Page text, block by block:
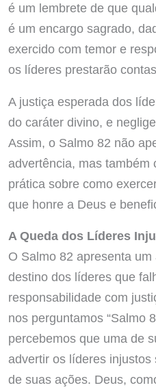
é um lembrete de que
é um encargo sagrado,
exercido com temor e
os líderes prestarão
A justiça esperada dos
do caráter divino, e
Assim, o Salmo 82 não
advertência, mas também
prática sobre como
que honre a Deus e
A Queda dos Líderes
O Salmo 82 apresenta
destino dos líderes que
responsabilidade com
nos perguntamos “Salmo
percebemos que uma de
advertir os líderes
de suas ações. Deus,